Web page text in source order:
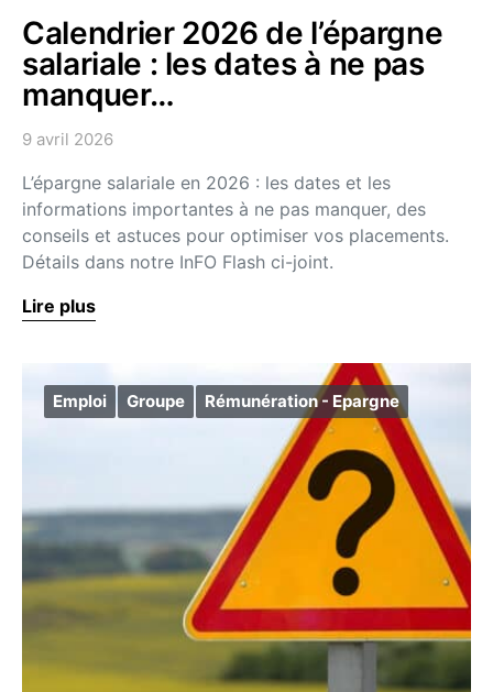
Calendrier 2026 de l’épargne
salariale : les dates à ne pas
manquer…
9 avril 2026
L’épargne salariale en 2026 : les dates et les
informations importantes à ne pas manquer, des
conseils et astuces pour optimiser vos placements.
Détails dans notre InFO Flash ci-joint.
Lire plus
Emploi Groupe Rémunération - Epargne